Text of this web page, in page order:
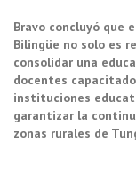
Bravo concluyó que
Bilingüe no solo es
consolidar una
docentes
instituciones
garantizar la
zonas rurales de